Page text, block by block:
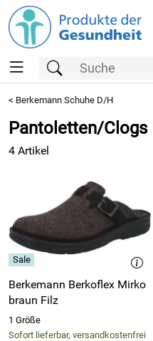
< Berkemann Schuhe D/H
Pantoletten/Clogs
4 Artikel
Berkemann Berkoflex Mirko
braun Filz
1 Größe
Sofort lieferbar, versandkostenfrei